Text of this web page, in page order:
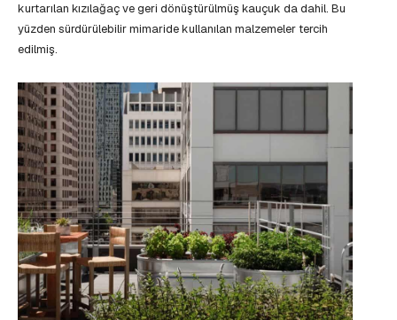
kurtarılan kızılağaç ve geri dönüştürülmüş kauçuk da dahil. Bu
yüzden sürdürülebilir mimaride kullanılan malzemeler tercih
edilmiş.